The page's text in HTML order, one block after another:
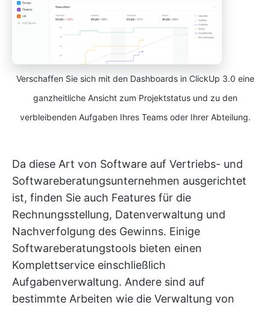
Verschaffen Sie sich mit den Dashboards in ClickUp 3.0 eine
ganzheitliche Ansicht zum Projektstatus und zu den
verbleibenden Aufgaben Ihres Teams oder Ihrer Abteilung.
Da diese Art von Software auf Vertriebs- und
Softwareberatungsunternehmen ausgerichtet
ist, finden Sie auch Features für die
Rechnungsstellung, Datenverwaltung und
Nachverfolgung des Gewinns. Einige
Softwareberatungstools bieten einen
Komplettservice einschließlich
Aufgabenverwaltung. Andere sind auf
bestimmte Arbeiten wie die Verwaltung von